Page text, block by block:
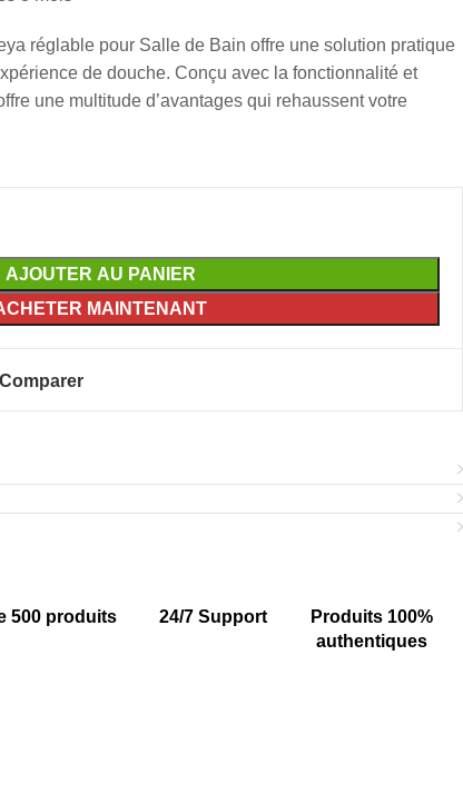
réglable pour Salle de Bain offre une solution pratique
de douche. Conçu avec la fonctionnalité et
une multitude d’avantages qui rehaussent votre
AJOUTER AU PANIER
MAINTENANT
Comparer
500 produits 24/7 Support
Produits 100%
authentiques